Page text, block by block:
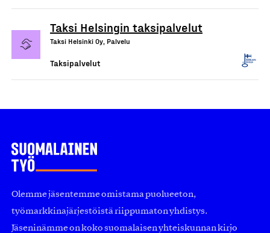
Taksi Helsingin taksipalvelut
Taksi Helsinki Oy, Palvelu
Taksipalvelut
Olemme jäsentemme omistama puolueeton,
työmarkkinajärjestöistä riippumaton yhdistys.
Jäseninämme on koko suomalaisen yhteiskunnan kirjo